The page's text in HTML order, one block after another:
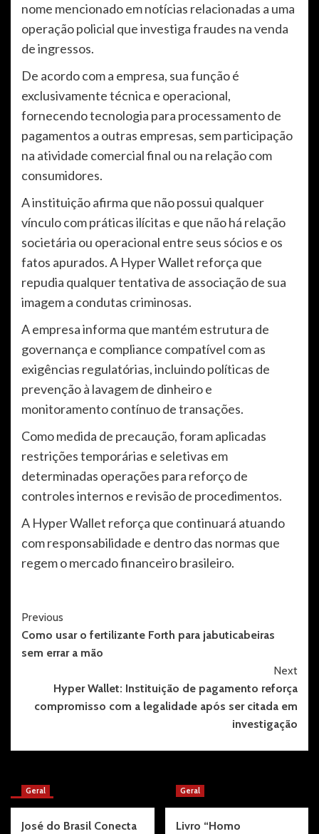
nome mencionado em notícias relacionadas a uma
operação policial que investiga fraudes na venda
de ingressos.
De acordo com a empresa, sua função é
exclusivamente técnica e operacional,
fornecendo tecnologia para processamento de
pagamentos a outras empresas, sem participação
na atividade comercial final ou na relação com
consumidores.
A instituição afirma que não possui qualquer
vínculo com práticas ilícitas e que não há relação
societária ou operacional entre seus sócios e os
fatos apurados. A Hyper Wallet reforça que
repudia qualquer tentativa de associação de sua
imagem a condutas criminosas.
A empresa informa que mantém estrutura de
governança e compliance compatível com as
exigências regulatórias, incluindo políticas de
prevenção à lavagem de dinheiro e
monitoramento contínuo de transações.
Como medida de precaução, foram aplicadas
restrições temporárias e seletivas em
determinadas operações para reforço de
controles internos e revisão de procedimentos.
A Hyper Wallet reforça que continuará atuando
com responsabilidade e dentro das normas que
regem o mercado financeiro brasileiro.
Post
Navigation
Previous
Como usar o fertilizante Forth para jabuticabeiras
sem errar a mão
Next
Hyper Wallet: Instituição de pagamento reforça
compromisso com a legalidade após ser citada em
investigação
More Stories
Geral
José do Brasil Conecta
Geral
Livro “Homo